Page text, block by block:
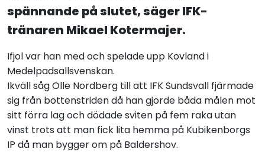
spännande på slutet, säger IFK-
tränaren Mikael Kotermajer.
Ifjol var han med och spelade upp Kovland i
Medelpadsallsvenskan.
Ikväll såg Olle Nordberg till att IFK Sundsvall fjärmade
sig från bottenstriden då han gjorde båda målen mot
sitt förra lag och dödade sviten på fem raka utan
vinst trots att man fick lita hemma på Kubikenborgs
IP då man bygger om på Baldershov.